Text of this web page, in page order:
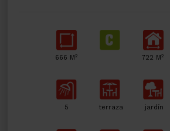
666 M 2 722 M 2
5 terraza jardín